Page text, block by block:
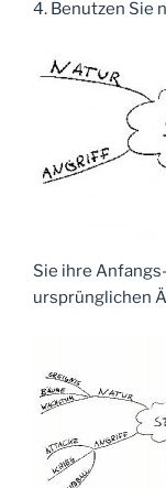
4. Benutzen Sie
Sie ihre
ursprünglichen